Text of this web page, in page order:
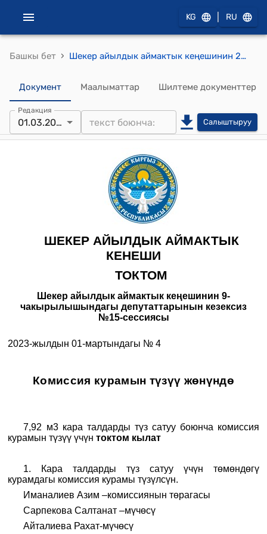
KG RU
Башкы бет › Шекер айылдык аймактык кеңешинин 2023-жылдын 01-мартындагы № 4 "Комиссия курамын түзүү жөнүндө" токтому
Документ Маалыматтар Шилтеме документтер
Редакция
01.03.2023 Салыштыруу